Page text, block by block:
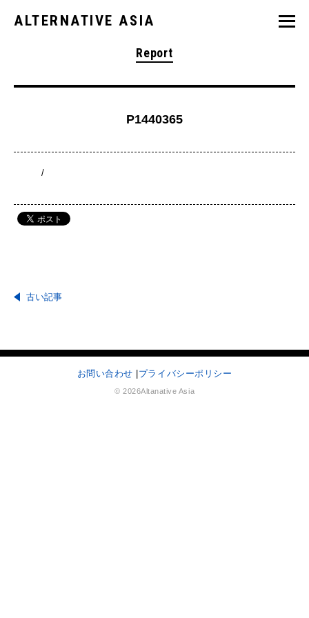
ALTERNATIVE ASIA
Report
P1440365
/
古い記事
お問い合わせ プライバシーポリシー
© 2026Altanative Asia